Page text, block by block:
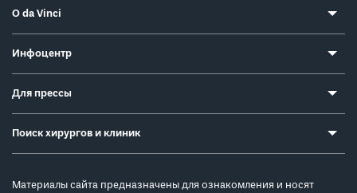
О da Vinci
Инфоцентр
Для прессы
Поиск хирургов и клиник
Материалы сайта предназначены для ознакомления и носят